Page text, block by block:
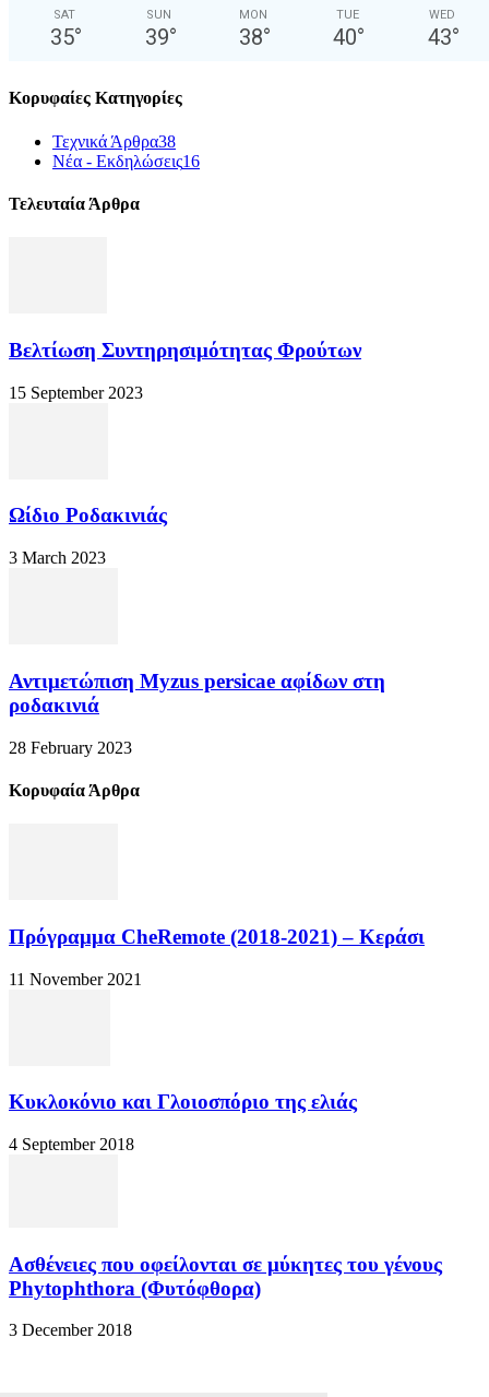
SAT
35°
SUN
39°
MON
38°
TUE
40°
WED
43°
Κορυφαίες Κατηγορίες
Τεχνικά Άρθρα38
Νέα - Εκδηλώσεις16
Τελευταία Άρθρα
Βελτίωση Συντηρησιμότητας Φρούτων
15 September 2023
Ωίδιο Ροδακινιάς
3 March 2023
Αντιμετώπιση Myzus persicae αφίδων στη
ροδακινιά
28 February 2023
Κορυφαία Άρθρα
Πρόγραμμα CheRemote (2018-2021) – Κεράσι
11 November 2021
Κυκλοκόνιο και Γλοιοσπόριο της ελιάς
4 September 2018
Ασθένειες που οφείλονται σε μύκητες του γένους
Phytophthora (Φυτόφθορα)
3 December 2018